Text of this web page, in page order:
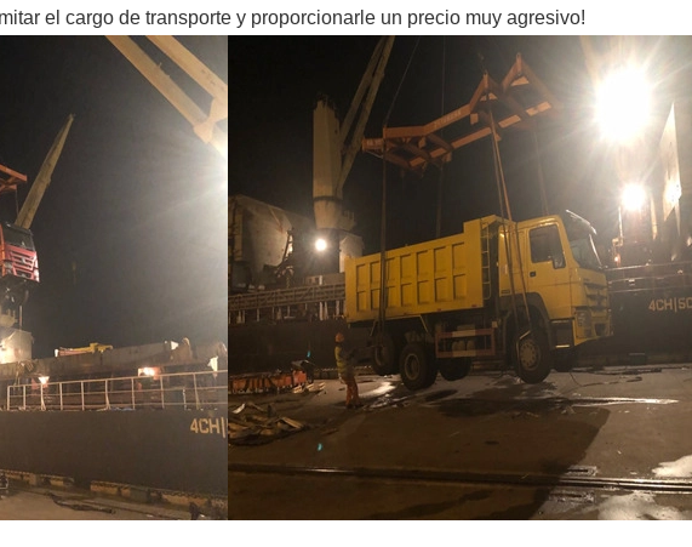
el cargo de transporte y proporcionarle un precio muy agresivo!